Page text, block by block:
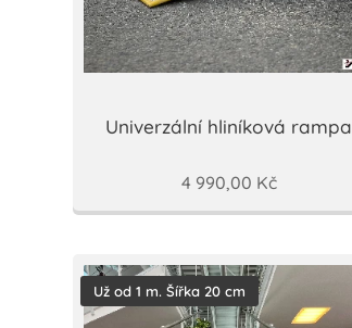
Univerzální hliníková rampa
4 990,00 Kč
Už od 1 m. Šířka 20 cm